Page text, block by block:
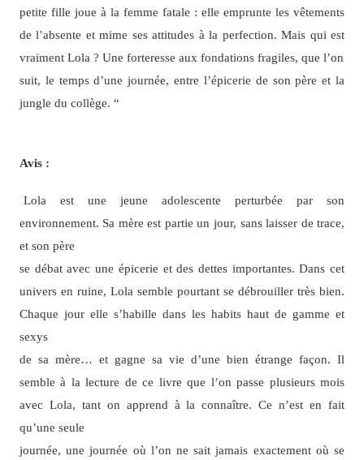
petite fille joue à la femme fatale : elle emprunte les vêtements
de l’absente et mime ses attitudes à la perfection. Mais qui est
vraiment Lola ? Une forteresse aux fondations fragiles, que l’on
suit, le temps d’une journée, entre l’épicerie de son père et la
jungle du collège. “
Avis :
Lola est une jeune adolescente perturbée par son
environnement. Sa mère est partie un jour, sans laisser de trace,
et son père
se débat avec une épicerie et des dettes importantes. Dans cet
univers en ruine, Lola semble pourtant se débrouiller très bien.
Chaque jour elle s’habille dans les habits haut de gamme et
sexys
de sa mère… et gagne sa vie d’une bien étrange façon. Il
semble à la lecture de ce livre que l’on passe plusieurs mois
avec Lola, tant on apprend à la connaître. Ce n’est en fait
qu’une seule
journée, une journée où l’on ne sait jamais exactement où se